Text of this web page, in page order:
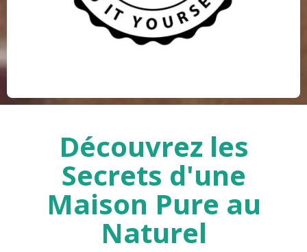
Découvrez les
Secrets d'une
Maison Pure au
Naturel